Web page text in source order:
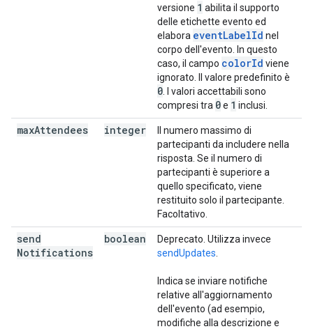
versione 1 abilita il supporto
delle etichette evento ed
elabora eventLabelId nel
corpo dell'evento. In questo
caso, il campo colorId viene
ignorato. Il valore predefinito è
0 . I valori accettabili sono
compresi tra 0e 1 inclusi.
maxAttendees integer
Il numero massimo di
partecipanti da includere nella
risposta. Se il numero di
partecipanti è superiore a
quello specificato, viene
restituito solo il partecipante.
Facoltativo.
send
Notifications
boolean
Deprecato. Utilizza invece
sendUpdates
Indica se inviare notifiche
relative all'aggiornamento
dell'evento (ad esempio,
modifiche alla descrizione e